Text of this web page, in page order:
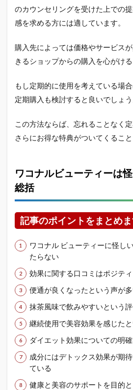
のカウンセリングを受けた上での
感を求める方には適しています。
購入先によっては価格やサービス
きるショップからの購入を心がける
もし定期的に使用を考えている場
定期購入も検討すると良いでしょう
この方法ならば、忘れることなく定
さらにお得な特典がついてくること
ワコナルビューティーは
総括
記事のポイントをまとめ
ワコナル ビューティーに怪し
たらない
効果に関する口コミはポジテ
便通が良くなったという声が
抹茶風味で飲みやすいという
継続使用で美容効果を感じた
ダイエット効果についての明
成分にはデトックス効果が期
ている
健康と美容のサポートを目的